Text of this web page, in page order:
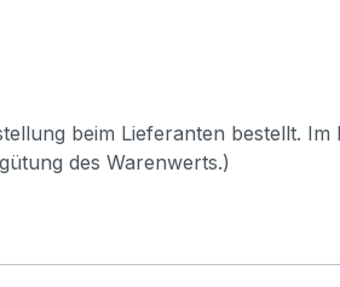
beim Lieferanten bestellt.
des Warenwerts.)